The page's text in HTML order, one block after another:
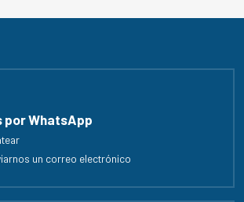
por WhatsApp
un correo electrónico